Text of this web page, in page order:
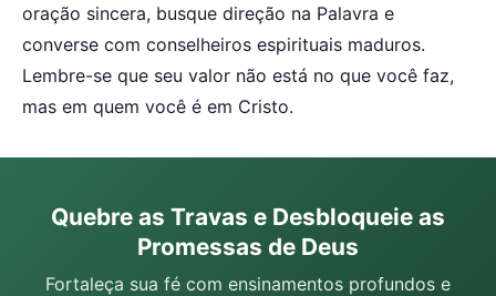
oração sincera, busque direção na Palavra e
converse com conselheiros espirituais maduros.
Lembre-se que seu valor não está no que você faz,
mas em quem você é em Cristo.
Quebre as Travas e Desbloqueie as
Promessas de Deus
Fortaleça sua fé com ensinamentos profundos e